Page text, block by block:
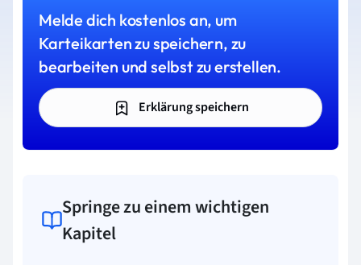
Melde dich kostenlos an, um
Karteikarten zu speichern, zu
bearbeiten und selbst zu erstellen.
Erklärung speichern
Springe zu einem wichtigen
Kapitel